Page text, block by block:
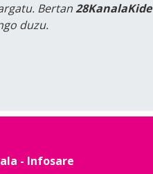
Bertan28KanalaKide
duzu.
- Infosare